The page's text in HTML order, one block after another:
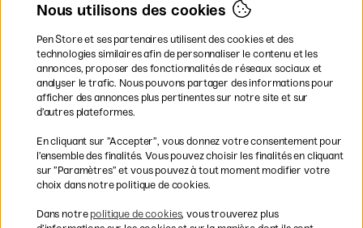
Finlande
Irlande
Pays-Bas
Royaume-Uni
UE
volumineux.
Les modes de paiement
Nous utilisons des cookies
Pen Store et ses partenaires utilisent des cookies et des
technologies similaires afin de personnaliser le contenu et les
annonces, proposer des fonctionnalités de réseaux sociaux et
analyser le trafic. Nous pouvons partager des informations pour
afficher des annonces plus pertinentes sur notre site et sur
d’autres plateformes.
En cliquant sur ”Accepter”, vous donnez votre consentement pour
l’ensemble des finalités. Vous pouvez choisir les finalités en cliquant
sur ”Paramètres” et vous pouvez à tout moment modifier votre
choix dans notre politique de cookies.
Dans notre politique de cookies, vous trouverez plus